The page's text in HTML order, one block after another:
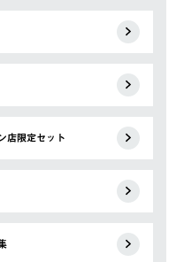
店限定セット